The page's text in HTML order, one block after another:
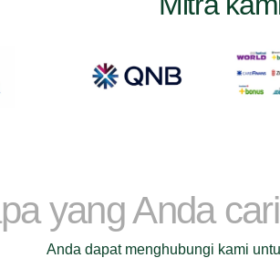
yang Anda
Anda dapat menghubungi kami